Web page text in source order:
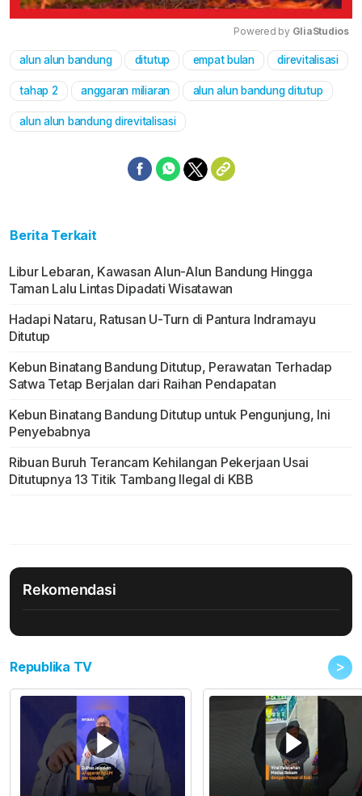
Mute
Powered by GliaStudios
alun alun bandung ditutup empat bulan direvitalisasi
tahap 2 anggaran miliaran alun alun bandung ditutup
alun alun bandung direvitalisasi
Berita Terkait
Libur Lebaran, Kawasan Alun-Alun Bandung Hingga
Taman Lalu Lintas Dipadati Wisatawan
Hadapi Nataru, Ratusan U-Turn di Pantura Indramayu
Ditutup
Kebun Binatang Bandung Ditutup, Perawatan Terhadap
Satwa Tetap Berjalan dari Raihan Pendapatan
Kebun Binatang Bandung Ditutup untuk Pengunjung, Ini
Penyebabnya
Ribuan Buruh Terancam Kehilangan Pekerjaan Usai
Ditutupnya 13 Titik Tambang Ilegal di KBB
Rekomendasi
Republika TV >